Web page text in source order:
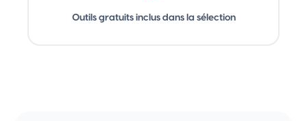
Outils gratuits inclus dans la sélection